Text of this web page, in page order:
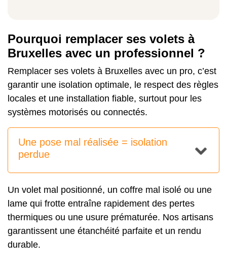
Pourquoi remplacer ses volets à
Bruxelles avec un professionnel ?
Remplacer ses volets à Bruxelles avec un pro, c’est
garantir une isolation optimale, le respect des règles
locales et une installation fiable, surtout pour les
systèmes motorisés ou connectés.
Une pose mal réalisée = isolation
perdue
Un volet mal positionné, un coffre mal isolé ou une
lame qui frotte entraîne rapidement des pertes
thermiques ou une usure prématurée. Nos artisans
garantissent une étanchéité parfaite et un rendu
durable.